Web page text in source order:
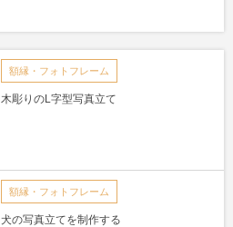
額縁・フォトフレーム
木彫りのL字型写真立て
額縁・フォトフレーム
犬の写真立てを制作する